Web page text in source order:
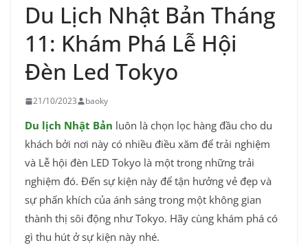
Du Lịch Nhật Bản Tháng
11: Khám Phá Lễ Hội
Đèn Led Tokyo
21/10/2023 baoky
Du lịch Nhật Bản luôn là chọn lọc hàng đầu cho du
khách bởi nơi này có nhiều điều xăm để trải nghiệm
và Lễ hội đèn LED Tokyo là một trong những trải
nghiệm đó. Đến sự kiện này để tận hưởng vẻ đẹp và
sự phấn khích của ánh sáng trong một không gian
thành thị sôi động như Tokyo. Hãy cùng khám phá có
gì thu hút ở sự kiện này nhé.